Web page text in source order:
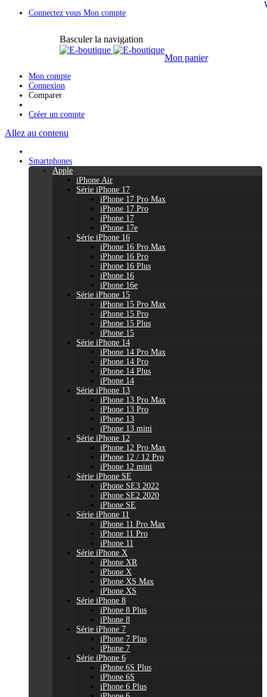
Connectez vous Mon compte
Basculer la navigation
Mon panier
Mon compte
Connexion
Comparer
Créer un compte
Allez au contenu
Smartphones
Apple
iPhone Air
Série iPhone 17
iPhone 17 Pro Max
iPhone 17 Pro
iPhone 17
iPhone 17e
Série iPhone 16
iPhone 16 Pro Max
iPhone 16 Pro
iPhone 16 Plus
iPhone 16
iPhone 16e
Série iPhone 15
iPhone 15 Pro Max
iPhone 15 Pro
iPhone 15 Plus
iPhone 15
Série iPhone 14
iPhone 14 Pro Max
iPhone 14 Pro
iPhone 14 Plus
iPhone 14
Série iPhone 13
iPhone 13 Pro Max
iPhone 13 Pro
iPhone 13
iPhone 13 mini
Série iPhone 12
iPhone 12 Pro Max
iPhone 12 / 12 Pro
iPhone 12 mini
Série iPhone SE
iPhone SE3 2022
iPhone SE2 2020
iPhone SE
Série iPhone 11
iPhone 11 Pro Max
iPhone 11 Pro
iPhone 11
Série iPhone X
iPhone XR
iPhone X
iPhone XS Max
iPhone XS
Série iPhone 8
iPhone 8 Plus
iPhone 8
Série iPhone 7
iPhone 7 Plus
iPhone 7
Série iPhone 6
iPhone 6S Plus
iPhone 6S
iPhone 6 Plus